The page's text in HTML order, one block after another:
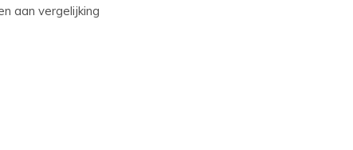
aan vergelijking